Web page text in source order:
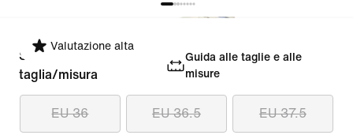
Valutazione alta
Seleziona la
taglia/misura
Guida alle taglie e alle
misure
EU 36 EU 36.5 EU 37.5